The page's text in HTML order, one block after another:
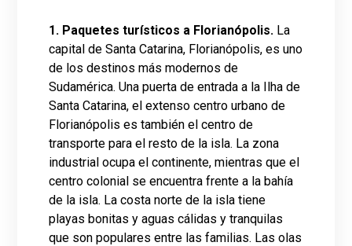
1. Paquetes turísticos a Florianópolis. La
capital de Santa Catarina, Florianópolis, es uno
de los destinos más modernos de
Sudamérica. Una puerta de entrada a la Ilha de
Santa Catarina, el extenso centro urbano de
Florianópolis es también el centro de
transporte para el resto de la isla. La zona
industrial ocupa el continente, mientras que el
centro colonial se encuentra frente a la bahía
de la isla. La costa norte de la isla tiene
playas bonitas y aguas cálidas y tranquilas
que son populares entre las familias. Las olas